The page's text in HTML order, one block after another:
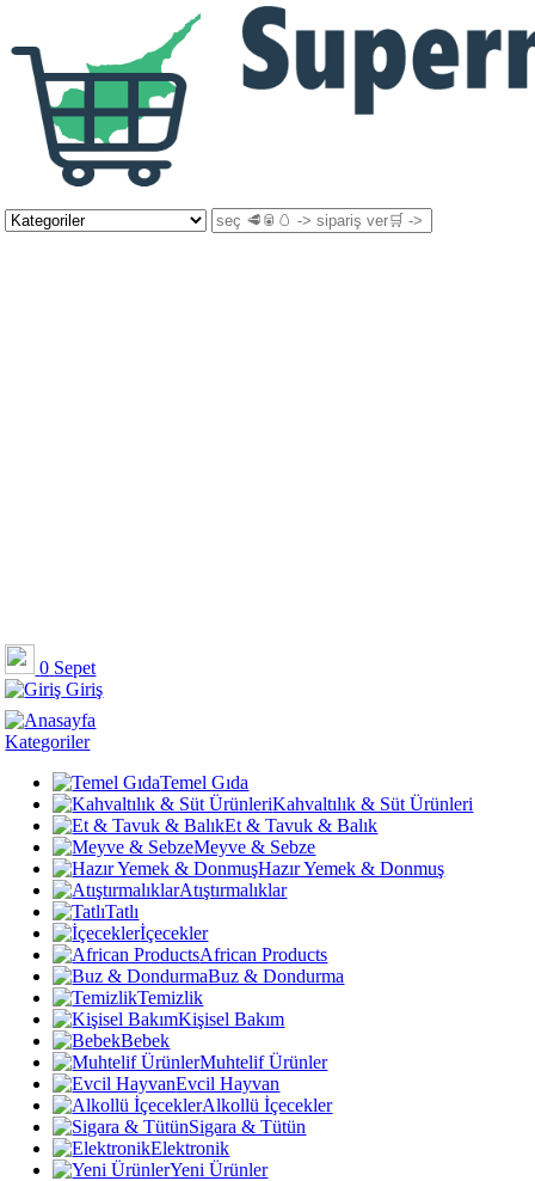
0 Sepet
Giriş
Kategoriler
Temel Gıda
Kahvaltılık & Süt Ürünleri
Et & Tavuk & Balık
Meyve & Sebze
Hazır Yemek & Donmuş
Atıştırmalıklar
Tatlı
İçecekler
African Products
Buz & Dondurma
Temizlik
Kişisel Bakım
Bebek
Muhtelif Ürünler
Evcil Hayvan
Alkollü İçecekler
Sigara & Tütün
Elektronik
Yeni Ürünler